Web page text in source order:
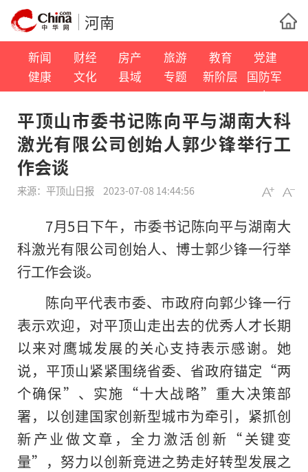
河南
新闻 财经 房产 旅游 教育
党建
健康
文化 县域 专题 新阶层
国防军
事
平顶山市委书记陈向平与湖南大科
激光有限公司创始人郭少锋举行工
作会谈
来源： 平顶山日报 2023-07-08 14:44:56
7月5日下午，市委书记陈向平与湖南大
科激光有限公司创始人、博士郭少锋一行举
行工作会谈。
陈向平代表市委、市政府向郭少锋一行
表示欢迎，对平顶山走出去的优秀人才长期
以来对鹰城发展的关心支持表示感谢。她
说，平顶山紧紧围绕省委、省政府锚定“两
个确保”、实施“十大战略”重大决策部
署，以创建国家创新型城市为牵引，紧抓创
新产业做文章，全力激活创新“关键变
量”，努力以创新竞进之势走好转型发展之